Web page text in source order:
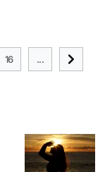
16 ...